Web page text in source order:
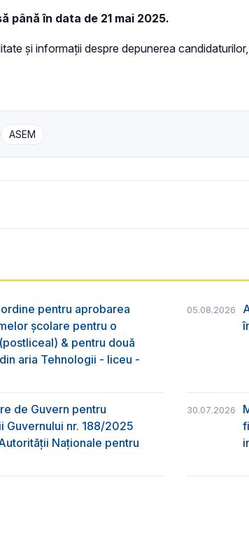
până în data de 21 mai 2025.
și informații despre depunerea
ASEM
pentru aprobarea
școlare pentru o
& pentru două
aria Tehnologii - liceu -
05.08.2026
de Guvern pentru
Guvernului nr. 188/2025
Naţionale pentru
30.07.2026